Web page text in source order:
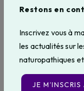
Restons en
Inscrivez vous à
les actualités sur
naturopathiques
JE